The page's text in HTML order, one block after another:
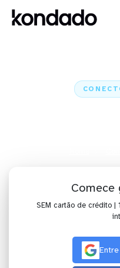
Comece
SEM cartão de crédito |